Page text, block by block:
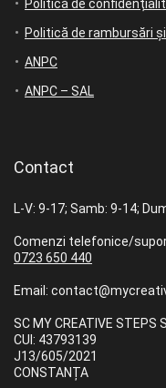
Politică de
Politică de rambursări
ANPC
ANPC – SAL
Contact
L-V: 9-17; Samb: 9-14;
Comenzi telefonice/
0723 650 440
Email:
SC MY CREATIVE STEPS
CUI: 43793139
J13/605/2021
CONSTANȚA